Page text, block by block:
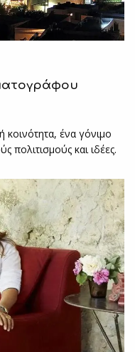
κοινότητα, ένα γόνιµο
πολιτισµούς και ιδέες.